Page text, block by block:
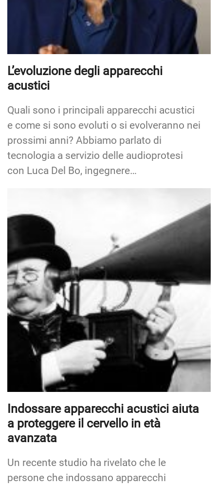
L’evoluzione degli apparecchi
acustici
Quali sono i principali apparecchi acustici
e come si sono evoluti o si evolveranno nei
prossimi anni? Abbiamo parlato di
tecnologia a servizio delle audioprotesi
con Luca Del Bo, ingegnere…
Indossare apparecchi acustici aiuta
a proteggere il cervello in età
avanzata
Un recente studio ha rivelato che le
persone che indossano apparecchi